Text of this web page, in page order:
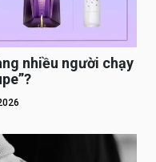
nhiều người chạy